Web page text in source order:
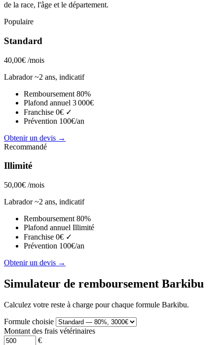
de la race, l'âge et le département.
Populaire
Standard
40,00€ /mois
Labrador ~2 ans, indicatif
Remboursement 80%
Plafond annuel 3 000€
Franchise 0€ ✓
Prévention 100€/an
Obtenir un devis →
Recommandé
Illimité
50,00€ /mois
Labrador ~2 ans, indicatif
Remboursement 80%
Plafond annuel Illimité
Franchise 0€ ✓
Prévention 100€/an
Obtenir un devis →
Simulateur de remboursement Barkibu
Calculez votre reste à charge pour chaque formule Barkibu.
Formule choisie
Montant des frais vétérinaires
€